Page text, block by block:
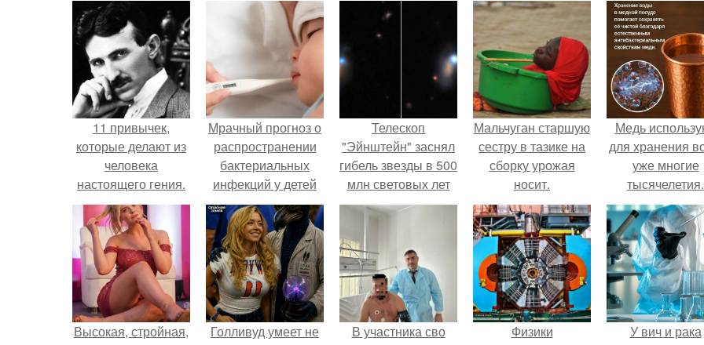
11 привычек,
которые делают из
человека
настоящего гения.
Мрачный прогноз о
распространении
бактериальных
инфекций у детей
вышел.
Телескоп
"Эйнштейн" заснял
гибель звезды в 500
млн световых лет
от земли.
Мальчуган старшую
сестру в тазике на
сборку урожая
носит.
Медь
для хранения
уже многие
тысячелетия.
Высокая, стройная,
Голливуд умеет не
В участника сво
Физики
У вич и рака